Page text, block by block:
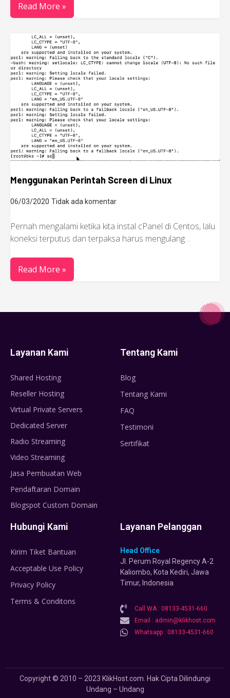
Read More »
Menggunakan Perintah Screen di Linux
06/03/2020 Tidak ada komentar
Pernah mengalami ketika kita instal cPanel di Centos, lalu
koneksi terputus dan terpaksa harus mengulang…
Read More »
Layanan Kami
Shared Hosting
Reseller Hosting
Virtual Private Servers
Dedicated Server
Radio Streaming
Video Streaming
Jasa Pembuatan Web
Pendaftaran Domain
Blogspot Custom Domain
Tentang Kami
Blog
Tentang Kami
FAQ
Testimoni
Sertifikat
Hubungi Kami
Kirim Tiket Bantuan
Acceptable Use Policy
Privacy Policy
Terms & Conditons
Layanan Pelanggan
Head Office
Jl. Perum Royal Regency A-2
Kaliombo, Kota Kediri, Jawa
Timur, Indonesia
Call WA : 08133-4531-660
Email : admin@klikhost.com
Whatsapp : 08133-4531-660
Copyright © 2010 – 2023 KlikHost.com. Hak Cipta Dilindungi
Undang – Undang